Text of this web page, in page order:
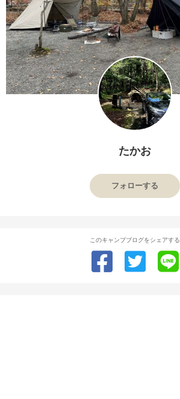
たかお
フォローする
このキャンプブログをシェアする